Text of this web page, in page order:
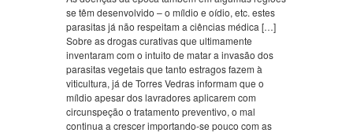
se têm desenvolvido – o míldio e oídio, etc. estes
parasitas já não respeitam a ciências médica […]
Sobre as drogas curativas que ultimamente
inventaram com o intuito de matar a invasão dos
parasitas vegetais que tanto estragos fazem à
viticultura, já de Torres Vedras informam que o
míldio apesar dos lavradores aplicarem com
circunspeção o tratamento preventivo, o mal
continua a crescer importando-se pouco com as